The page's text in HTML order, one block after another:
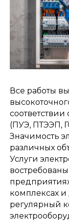
Все работы
(ПУЭ, ПТЭЭП,
Значимость
различных
Услуги
комплексах и
регулярный